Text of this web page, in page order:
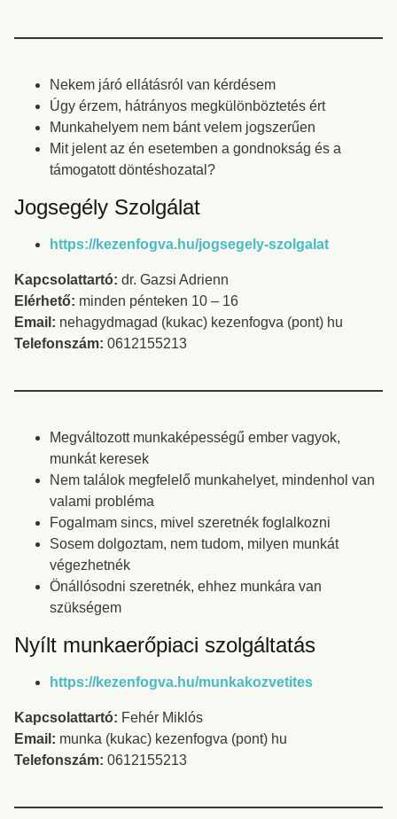
Nekem járó ellátásról van kérdésem
Úgy érzem, hátrányos megkülönböztetés ért
Munkahelyem nem bánt velem jogszerűen
Mit jelent az én esetemben a gondnokság és a
támogatott döntéshozatal?
Jogsegély Szolgálat
https://kezenfogva.hu/jogsegely-szolgalat
Kapcsolattartó: dr. Gazsi Adrienn
Elérhető: minden pénteken 10 – 16
Email: nehagydmagad (kukac) kezenfogva (pont) hu
Telefonszám: 0612155213
Megváltozott munkaképességű ember vagyok,
munkát keresek
Nem találok megfelelő munkahelyet, mindenhol van
valami probléma
Fogalmam sincs, mivel szeretnék foglalkozni
Sosem dolgoztam, nem tudom, milyen munkát
végezhetnék
Önállósodni szeretnék, ehhez munkára van
szükségem
Nyílt munkaerőpiaci szolgáltatás
https://kezenfogva.hu/munkakozvetites
Kapcsolattartó: Fehér Miklós
Email: munka (kukac) kezenfogva (pont) hu
Telefonszám: 0612155213